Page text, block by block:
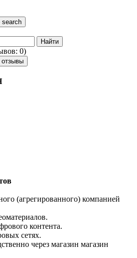
search
0)
отзывы
(агрегированного) компанией
контента.
сетях.
через магазин магазин